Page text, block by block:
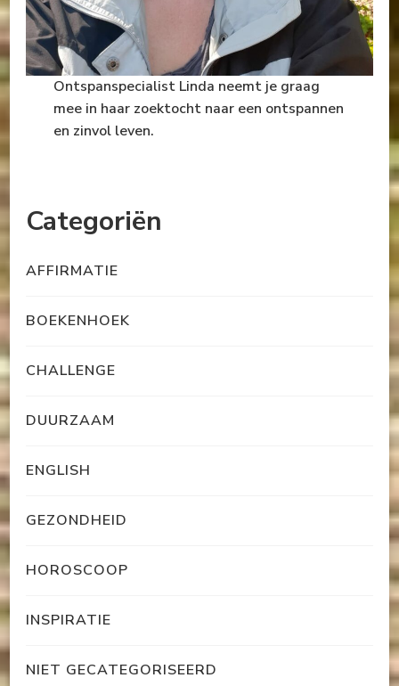
Ontspanspecialist Linda neemt je graag
mee in haar zoektocht naar een ontspannen
en zinvol leven.
Categoriën
AFFIRMATIE
BOEKENHOEK
CHALLENGE
DUURZAAM
ENGLISH
GEZONDHEID
HOROSCOOP
INSPIRATIE
NIET GECATEGORISEERD